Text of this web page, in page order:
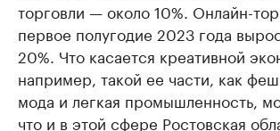
торговли — около 10%. Онлайн-
первое полугодие 2023 года
20%. Что касается креативной
например, такой ее части, как
мода и легкая промышленность,
что и в этой сфере Ростовская